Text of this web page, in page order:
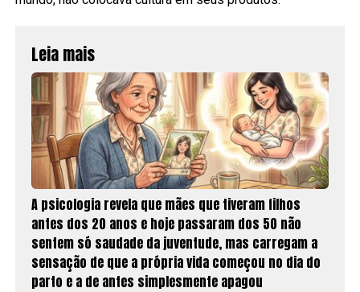
Leia mais
A psicologia revela que mães que tiveram filhos
antes dos 20 anos e hoje passaram dos 50 não
sentem só saudade da juventude, mas carregam a
sensação de que a própria vida começou no dia do
parto e a de antes simplesmente apagou